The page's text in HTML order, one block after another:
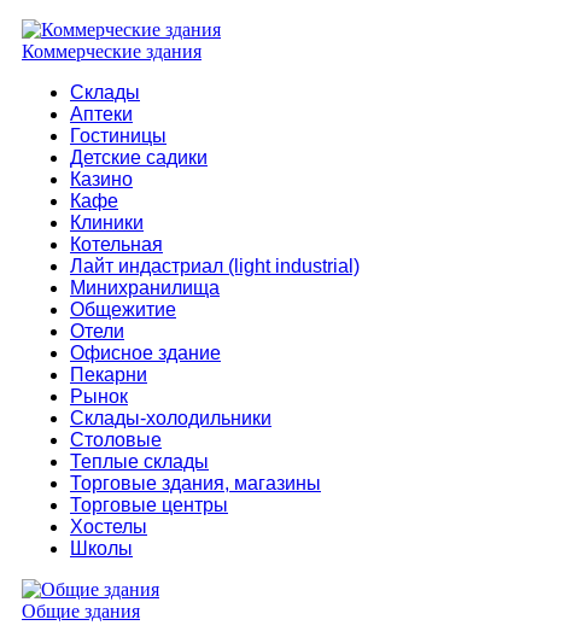
Коммерческие здания
Склады
Аптеки
Гостиницы
Детские садики
Казино
Кафе
Клиники
Котельная
Лайт индастриал (light industrial)
Минихранилища
Общежитие
Отели
Офисное здание
Пекарни
Рынок
Склады-холодильники
Столовые
Теплые склады
Торговые здания, магазины
Торговые центры
Хостелы
Школы
Общие здания